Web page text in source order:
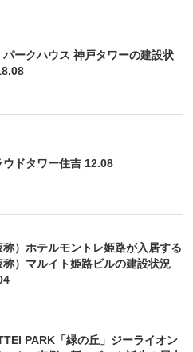
パークハウス 神戸タワーの建設状
ウドタワー住吉 12.08
称）ホテルモントレ姫路が入居する
称）マルイト姫路ビルの建設状況
PARK「緑の丘」ジーライオン